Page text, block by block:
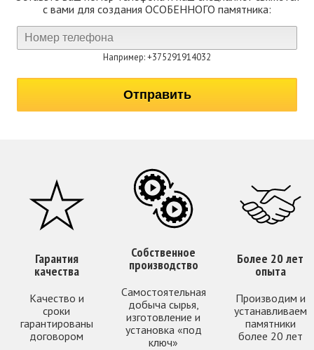
с вами для создания ОСОБЕННОГО памятника:
Например: +375291914032
Гарантия
качества
Качество и
сроки
гарантированы
договором
Собственное
производство
Самостоятельная
добыча сырья,
изготовление и
установка «под
ключ»
Более 20 лет
опыта
Производим и
устанавливаем
памятники
более 20 лет